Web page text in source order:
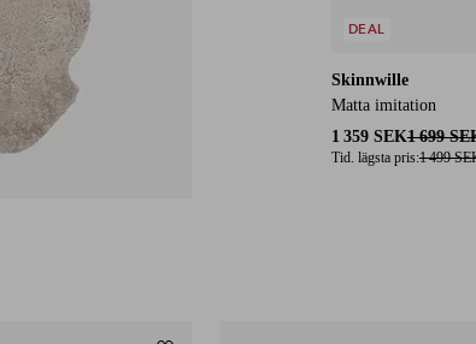
Skinnwille
Matta imitation
1 359 SEK1 699
Tid. lägsta pris:1 499
DEAL